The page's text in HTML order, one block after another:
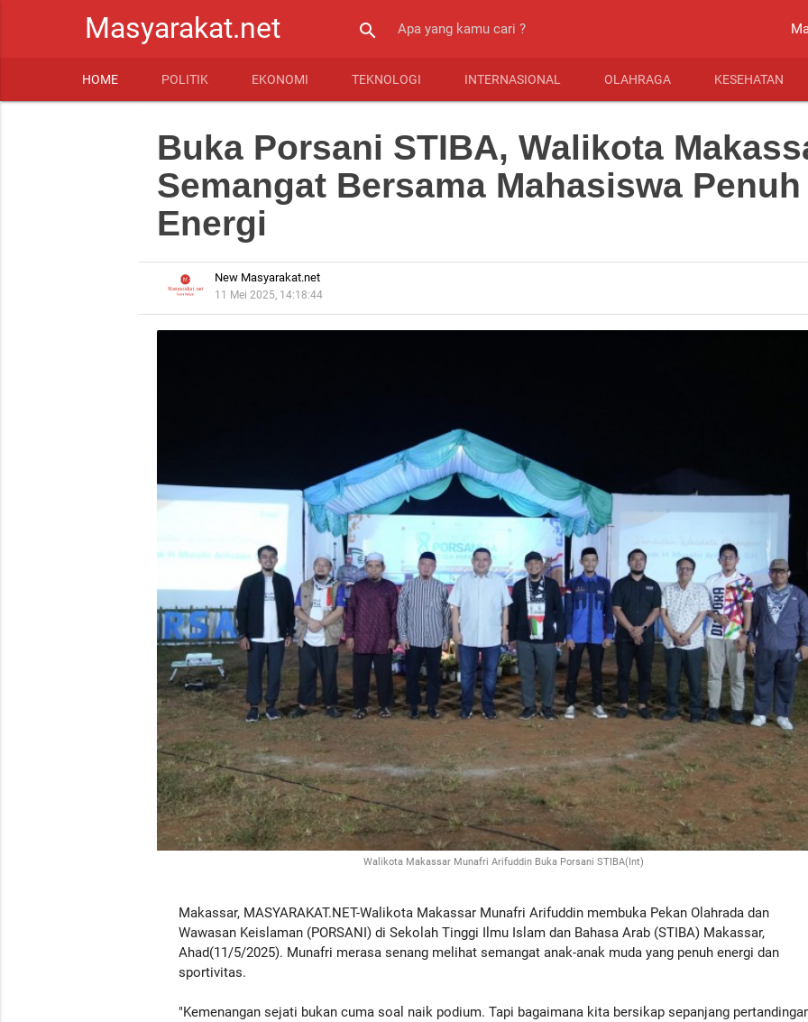
Masyarakat.net search
HOME POLITIK EKONOMI TEKNOLOGI INTERNASIONAL OLAHRAGA KESEHATAN
Buka Porsani STIBA, Walikota
Semangat Bersama Mahasiswa Penuh
Energi
New Masyarakat.net
11 Mei 2025, 14:18:44
Walikota Makassar Munafri Arifuddin Buka Porsani STIBA(Int)
Makassar, MASYARAKAT.NET-Walikota Makassar Munafri Arifuddin membuka Pekan Olahrada dan
Wawasan Keislaman (PORSANI) di Sekolah Tinggi Ilmu Islam dan Bahasa Arab (STIBA) Makassar,
Ahad(11/5/2025). Munafri merasa senang melihat semangat anak-anak muda yang penuh energi dan
sportivitas.
"Kemenangan sejati bukan cuma soal naik podium. Tapi bagaimana kita bersikap sepanjang